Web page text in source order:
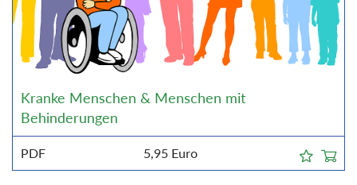
Kranke Menschen & Menschen mit
Behinderungen
PDF 5,95 Euro